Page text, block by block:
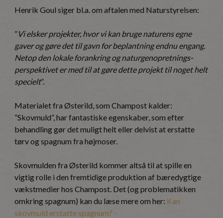
Henrik Goul siger bl.a. om aftalen med Naturstyrelsen:
”Vi elsker projekter, hvor vi kan bruge naturens egne
gaver og gøre det til gavn for beplantning endnu engang.
Netop den lokale forankring og naturgenopretnings-
perspektivet er med til at gøre dette projekt til noget helt
specielt”.
Materialet fra Østerild, som Champost kalder:
”Skovmuld”, har fantastiske egenskaber, som efter
behandling gør det muligt helt eller delvist at erstatte
tørv og spagnum fra højmoser.
Skovmulden fra Østerild kommer altså til at spille en
vigtig rolle i den fremtidige produktion af bæredygtige
vækstmedier hos Champost. Det (og problematikken
omkring spagnum) kan du læse mere om her: Kan
skovmuld erstatte spagnum?